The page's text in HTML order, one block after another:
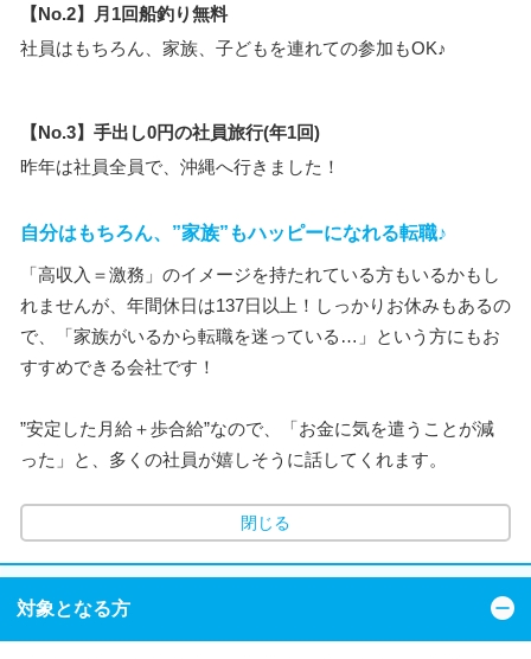
【No.2】月1回船釣り無料
社員はもちろん、家族、子どもを連れての参加もOK♪
【No.3】手出し0円の社員旅行(年1回)
昨年は社員全員で、沖縄へ行きました！
自分はもちろん、”家族”もハッピーになれる転職♪
「高収入＝激務」のイメージを持たれている方もいるかもし
れませんが、年間休日は137日以上！しっかりお休みもあるの
で、「家族がいるから転職を迷っている…」という方にもお
すすめできる会社です！
”安定した月給＋歩合給”なので、「お金に気を遣うことが減
った」と、多くの社員が嬉しそうに話してくれます。
閉じる
対象となる方